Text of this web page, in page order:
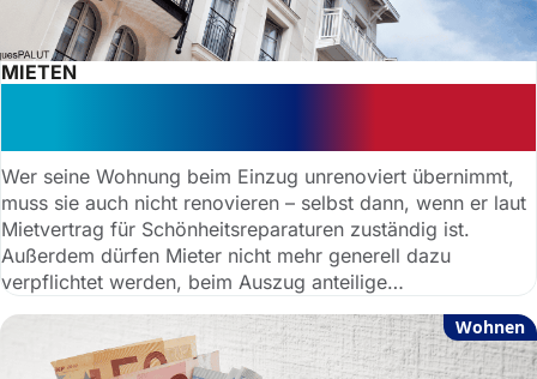
MIETEN
Wer seine Wohnung beim Einzug unrenoviert übernimmt,
muss sie auch nicht renovieren – selbst dann, wenn er laut
Mietvertrag für Schönheitsreparaturen zuständig ist.
Außerdem dürfen Mieter nicht mehr generell dazu
verpflichtet werden, beim Auszug anteilige
Renovierungskosten zu übernehmen. Das hat der
Bundesgerichtshof entschieden.
Wohnen